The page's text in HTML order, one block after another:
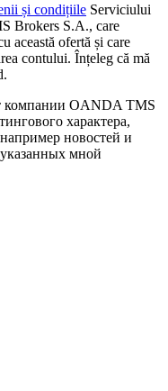
și condițiile Serviciului
Brokers S.A., care
această ofertă și care
contului. Înțeleg că mă
компании OANDA TMS
характера,
новостей и
мной